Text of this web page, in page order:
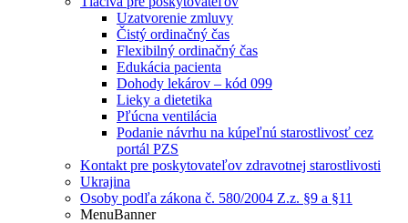
Uzatvorenie zmluvy
Čistý ordinačný čas
Flexibilný ordinačný čas
Edukácia pacienta
Dohody lekárov – kód 099
Lieky a dietetika
Pľúcna ventilácia
Podanie návrhu na kúpeľnú starostlivosť cez
portál PZS
Kontakt pre poskytovateľov zdravotnej starostlivosti
Ukrajina
Osoby podľa zákona č. 580/2004 Z.z. §9 a §11
MenuBanner